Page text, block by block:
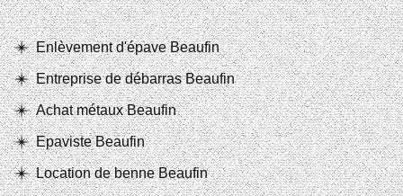
Enlèvement d'épave Beaufin
Entreprise de débarras Beaufin
Achat métaux Beaufin
Epaviste Beaufin
Location de benne Beaufin